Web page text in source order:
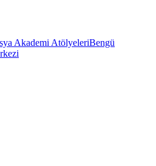
Akademi AtölyeleriBengü